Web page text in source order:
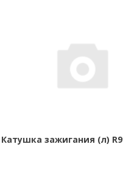
Катушка зажигания (л)